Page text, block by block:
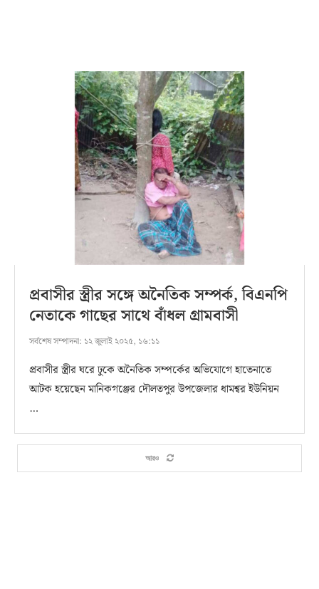
প্রবাসীর স্ত্রীর সঙ্গে অনৈতিক সম্পর্ক, বিএনপি
নেতাকে গাছের সাথে বাঁধল গ্রামবাসী
সর্বশেষ সম্পাদনা: ১২ জুলাই ২০২৫, ১৬:১১
প্রবাসীর স্ত্রীর ঘরে ঢুকে অনৈতিক সম্পর্কের অভিযোগে হাতেনাতে
আটক হয়েছেন মানিকগঞ্জের দৌলতপুর উপজেলার ধামশ্বর ইউনিয়ন
…
আরও